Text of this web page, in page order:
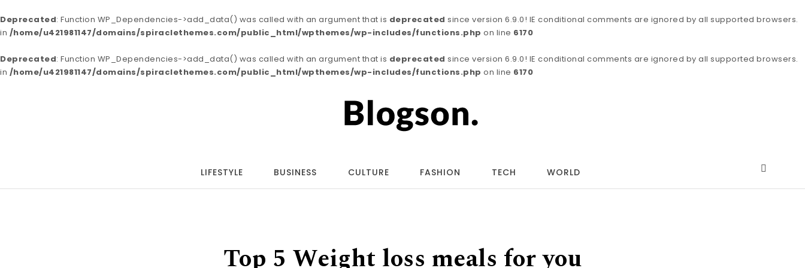
Deprecated: Function WP_Dependencies->add_data() was called with an argument that is deprecated since version 6.9.0! IE conditional comments are ignored by all supported browsers.
in /home/u421981147/domains/spiraclethemes.com/public_html/wpthemes/wp-includes/functions.php on line 6170
Deprecated: Function WP_Dependencies->add_data() was called with an argument that is deprecated since version 6.9.0! IE conditional comments are ignored by all supported browsers.
in /home/u421981147/domains/spiraclethemes.com/public_html/wpthemes/wp-includes/functions.php on line 6170
LIFESTYLE BUSINESS CULTURE FASHION TECH WORLD
Top 5 Weight loss meals for you